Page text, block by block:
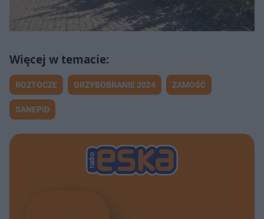
ROZTOCZE GRZYBOBRANIE 2024 ZAMOŚĆ
SANEPID